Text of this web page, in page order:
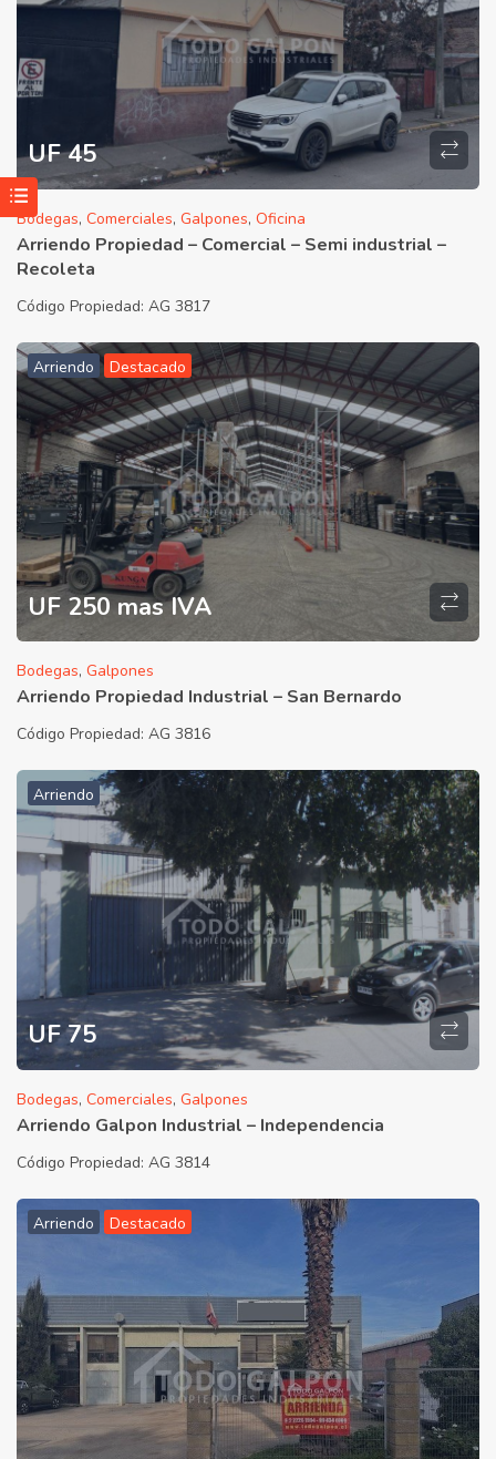
UF 45
Bodegas, Comerciales, Galpones, Oficina
Arriendo Propiedad – Comercial – Semi industrial –
Recoleta
Código Propiedad: AG 3817
Arriendo Destacado
UF 250 mas IVA
Bodegas, Galpones
Arriendo Propiedad Industrial – San Bernardo
Código Propiedad: AG 3816
Arriendo
UF 75
Bodegas, Comerciales, Galpones
Arriendo Galpon Industrial – Independencia
Código Propiedad: AG 3814
Arriendo Destacado